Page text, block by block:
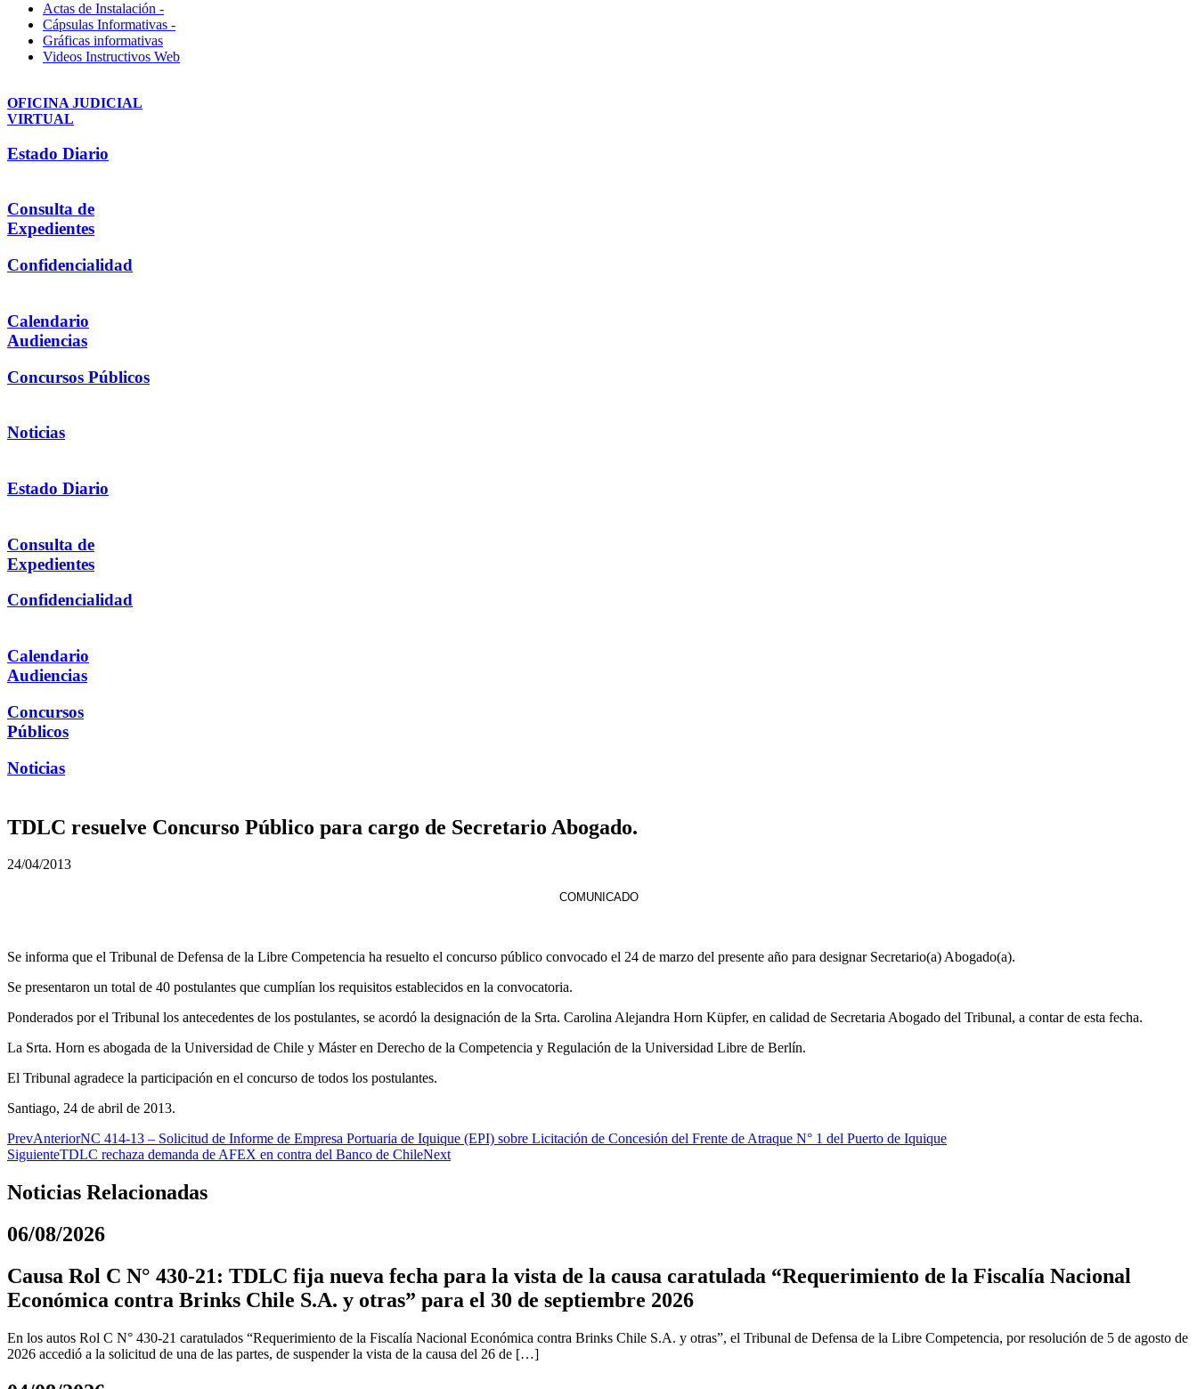
Actas de Instalación -
Cápsulas Informativas -
Gráficas informativas
Videos Instructivos Web
OFICINA JUDICIAL
VIRTUAL
Estado Diario
Consulta de
Expedientes
Confidencialidad
Calendario
Audiencias
Concursos Públicos
Noticias
Estado Diario
Consulta de
Expedientes
Confidencialidad
Calendario
Audiencias
Concursos
Públicos
Noticias
TDLC resuelve Concurso Público para cargo de Secretario Abogado.
24/04/2013
COMUNICADO
Se informa que el Tribunal de Defensa de la Libre Competencia ha resuelto el concurso público convocado el 24 de marzo del presente año para designar Secretario(a) Abogado(a).
Se presentaron un total de 40 postulantes que cumplían los requisitos establecidos en la convocatoria.
Ponderados por el Tribunal los antecedentes de los postulantes, se acordó la designación de la Srta. Carolina Alejandra Horn Küpfer, en calidad de Secretaria Abogado del Tribunal, a contar de esta fecha.
La Srta. Horn es abogada de la Universidad de Chile y Máster en Derecho de la Competencia y Regulación de la Universidad Libre de Berlín.
El Tribunal agradece la participación en el concurso de todos los postulantes.
Santiago, 24 de abril de 2013.
PrevAnteriorNC 414-13 – Solicitud de Informe de Empresa Portuaria de Iquique (EPI) sobre Licitación de Concesión del Frente de Atraque N° 1 del Puerto de Iquique
SiguienteTDLC rechaza demanda de AFEX en contra del Banco de ChileNext
Noticias Relacionadas
06/08/2026
Causa Rol C N° 430-21: TDLC fija nueva fecha para la vista de la causa caratulada “Requerimiento de la Fiscalía Nacional
Económica contra Brinks Chile S.A. y otras” para el 30 de septiembre 2026
En los autos Rol C N° 430-21 caratulados “Requerimiento de la Fiscalía Nacional Económica contra Brinks Chile S.A. y otras”, el Tribunal de Defensa de la Libre Competencia, por resolución de 5 de agosto de
2026 accedió a la solicitud de una de las partes, de suspender la vista de la causa del 26 de […]